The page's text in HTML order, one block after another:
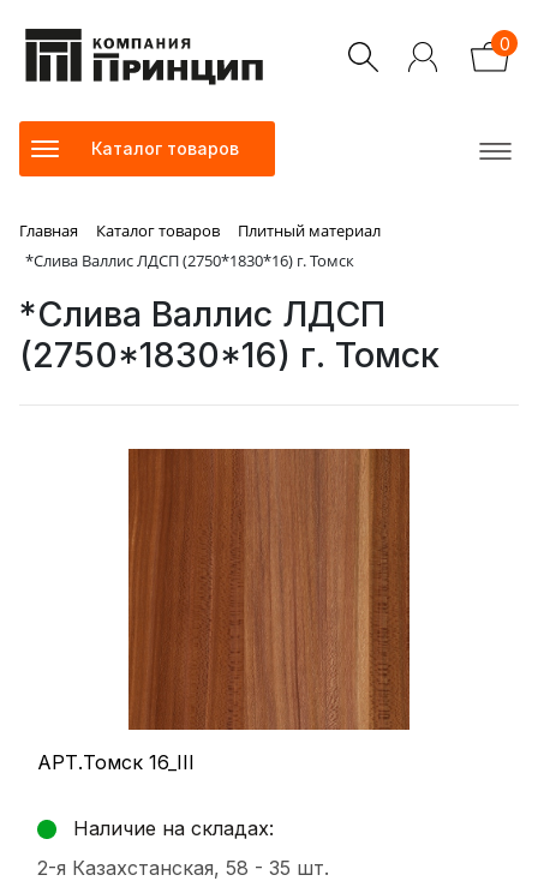
0
Каталог товаров
Главная Каталог товаров
Плитный материал
*Слива Валлис ЛДСП (2750*1830*16) г. Томск
*Слива Валлис ЛДСП
(2750*1830*16) г. Томск
АРТ.Томск 16_III
Наличие на складах:
2-я Казахстанская, 58 - 35 шт.